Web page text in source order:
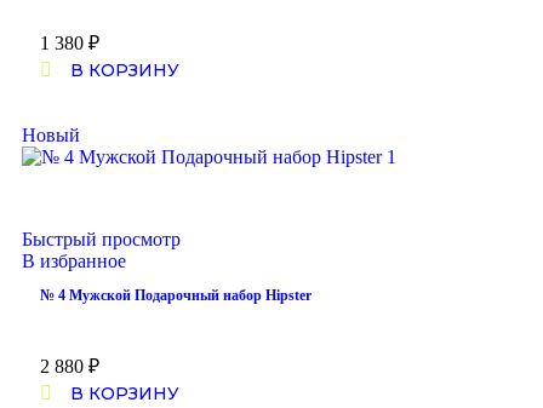
1 380 ₽
В КОРЗИНУ
Новый
Быстрый просмотр
В избранное
№ 4 Мужской Подарочный набор Hipster
2 880 ₽
В КОРЗИНУ